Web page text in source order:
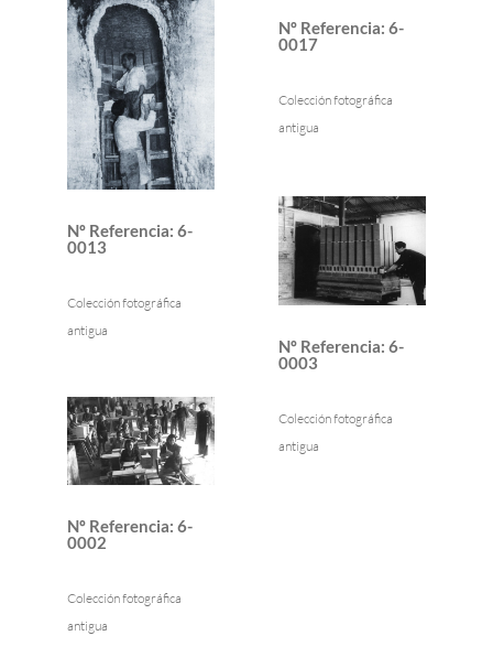
Nº Referencia:6-
0017
Colección fotográfica
antigua
Nº Referencia:6-
0013
Colección fotográfica
antigua
Nº Referencia:6-
0003
Colección fotográfica
antigua
Nº Referencia:6-
0002
Colección fotográfica
antigua